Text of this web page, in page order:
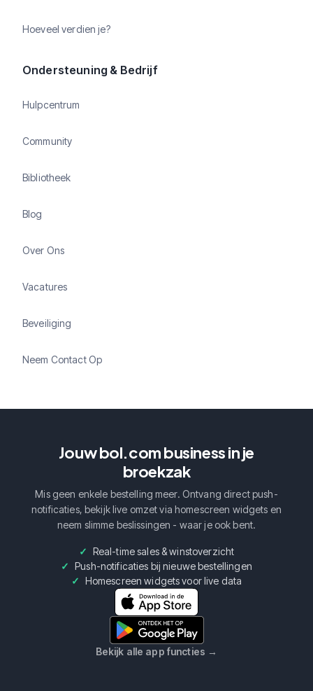
Hoeveel verdien je?
Ondersteuning & Bedrijf
Hulpcentrum
Community
Bibliotheek
Blog
Over Ons
Vacatures
Beveiliging
Neem Contact Op
Jouw bol.com business in je
broekzak
Mis geen enkele bestelling meer. Ontvang direct push-
notificaties, bekijk live omzet via homescreen widgets en
neem slimme beslissingen - waar je ook bent.
Real-time sales & winstoverzicht
Push-notificaties bij nieuwe bestellingen
Homescreen widgets voor live data
Bekijk alle app functies →